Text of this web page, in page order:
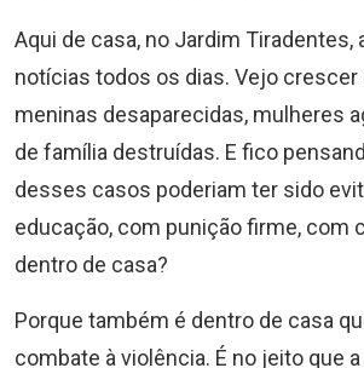
Aqui de casa, no Jardim Tiradentes,
notícias todos os dias. Vejo crescer
meninas desaparecidas, mulheres
de família destruídas. E fico
desses casos poderiam ter sido
educação, com punição firme, com
dentro de casa?
Porque também é dentro de casa
combate à violência. É no jeito que